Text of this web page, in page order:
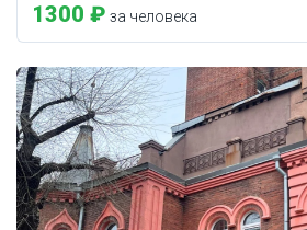
1300 ₽ за человека